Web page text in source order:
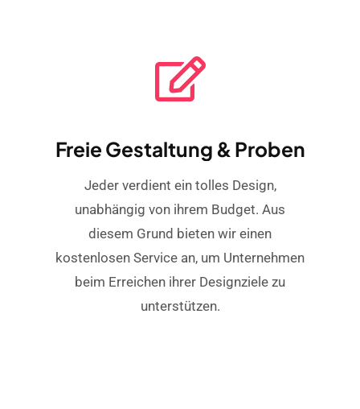
Freie Gestaltung & Proben
Jeder verdient ein tolles Design,
unabhängig von ihrem Budget. Aus
diesem Grund bieten wir einen
kostenlosen Service an, um Unternehmen
beim Erreichen ihrer Designziele zu
unterstützen.